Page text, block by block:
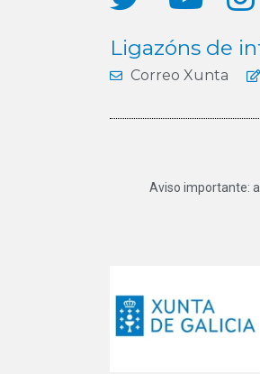
Ligazóns de
Correo Xunta
Aviso importante: